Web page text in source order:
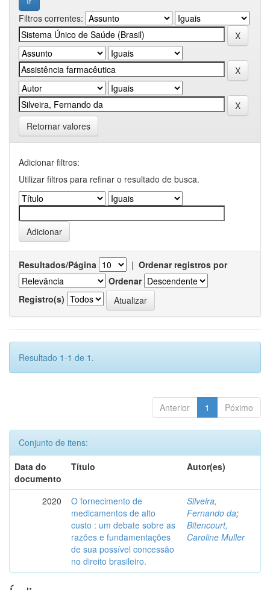
Filtros correntes:
Retornar valores
Adicionar filtros:
Utilizar filtros para refinar o resultado de busca.
Resultados/Página | Ordenar registros por
Ordenar
Registro(s)
Resultado 1-1 de 1.
Anterior 1 Póximo
Conjunto de itens:
Data do
documento
Título Autor(es)
2020
O fornecimento de
medicamentos de alto
custo : um debate sobre as
razões e fundamentações
de sua possível concessão
no direito brasileiro.
Silveira,
Fernando da;
Bitencourt,
Caroline Muller